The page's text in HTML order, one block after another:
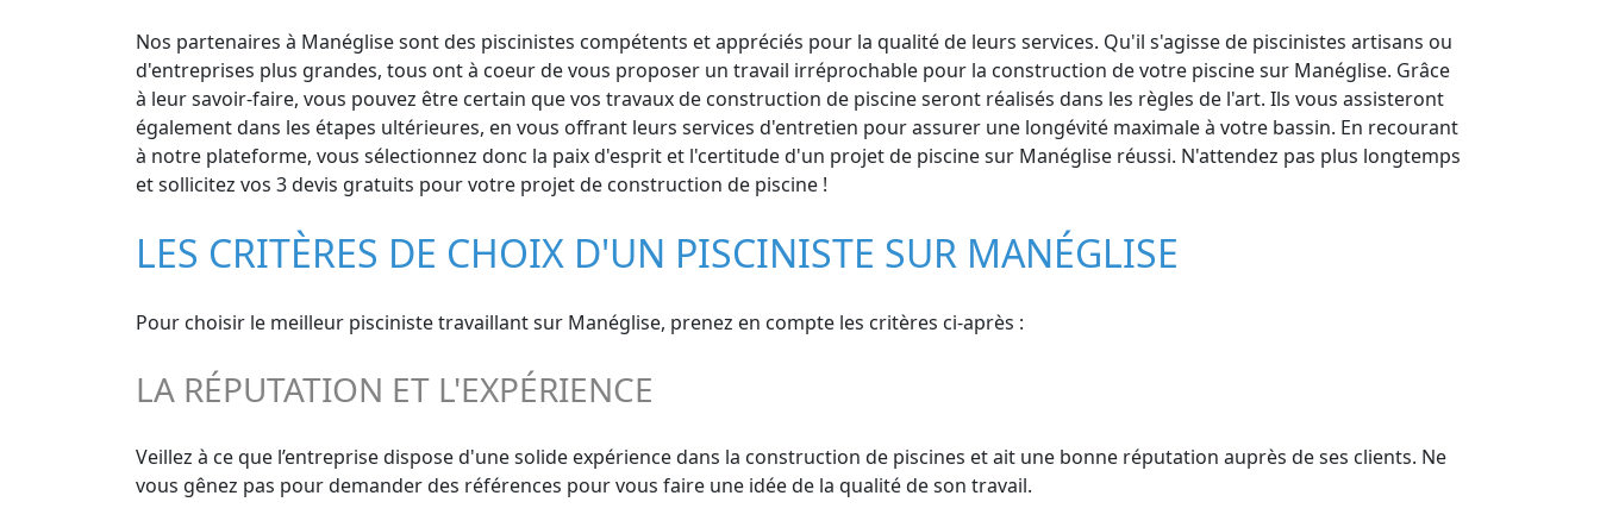
Nos partenaires à Manéglise sont des piscinistes compétents et appréciés pour la qualité de leurs services. Qu'il s'agisse de piscinistes artisans ou
d'entreprises plus grandes, tous ont à coeur de vous proposer un travail irréprochable pour la construction de votre piscine sur Manéglise. Grâce
à leur savoir-faire, vous pouvez être certain que vos travaux de construction de piscine seront réalisés dans les règles de l'art. Ils vous assisteront
également dans les étapes ultérieures, en vous offrant leurs services d'entretien pour assurer une longévité maximale à votre bassin. En recourant
à notre plateforme, vous sélectionnez donc la paix d'esprit et l'certitude d'un projet de piscine sur Manéglise réussi. N'attendez pas plus longtemps
et sollicitez vos 3 devis gratuits pour votre projet de construction de piscine !
LES CRITÈRES DE CHOIX D'UN PISCINISTE SUR MANÉGLISE
Pour choisir le meilleur pisciniste travaillant sur Manéglise, prenez en compte les critères ci-après :
LA RÉPUTATION ET L'EXPÉRIENCE
Veillez à ce que l’entreprise dispose d'une solide expérience dans la construction de piscines et ait une bonne réputation auprès de ses clients. Ne
vous gênez pas pour demander des références pour vous faire une idée de la qualité de son travail.